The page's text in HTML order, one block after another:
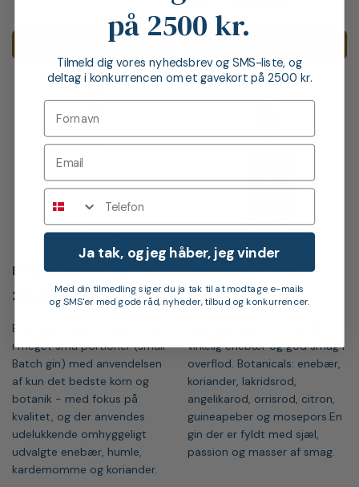
LÆG I KURV
Botica London Dry Gin
269,00kr.
Botica London Dry gin er lavet
i meget små portioner (small
Batch gin) med anvendelsen
af kun det bedste korn og
botanik - med fokus på
kvalitet, og der anvendes
udelukkende omhyggeligt
udvalgte enebær, humle,
kardemomme og koriander.
Boatyard Double
319,00kr.
virkelig enebær og god smag i
overflod. Botanicals: enebær,
koriander, lakridsrod,
angelikarod, orrisrod, citron,
guineapeber og mosepors.En
gin der er fyldt med sjæl,
passion og masser af smag.
på 2500 kr.
Tilmeld dig vores nyhedsbrev og SMS-liste, og
deltag i konkurrencen om et gavekort på 2500 kr.
Telefon
Ja tak, og jeg håber, jeg vinder
Med din tilmedling siger du ja tak til at modtage e-mails
og SMS'er med gode råd, nyheder, tilbud og konkurrencer.